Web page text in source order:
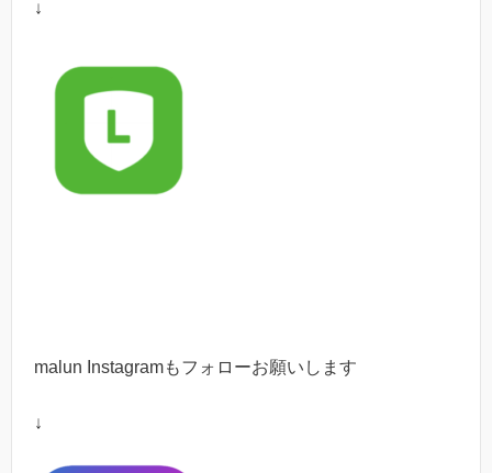
↓
malun Instagramもフォローお願いします
↓